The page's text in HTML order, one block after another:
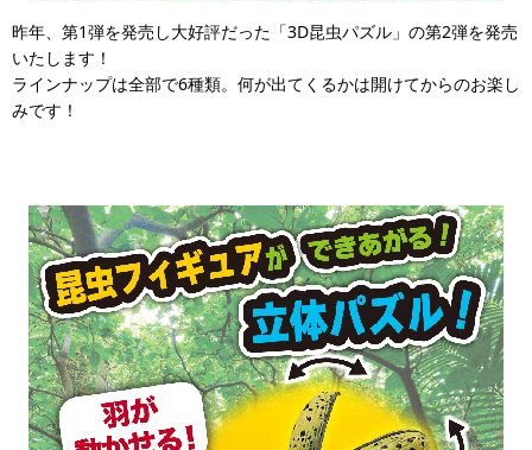
昨年、第1弾を発売し大好評だった「3D昆虫パズル」の第2弾を発売
いたします！
ラインナップは全部で6種類。何が出てくるかは開けてからのお楽し
みです！